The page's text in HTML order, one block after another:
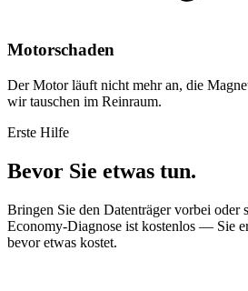
Motorschaden
Der Motor läuft nicht mehr an, die
wir tauschen im Reinraum.
Erste Hilfe
Bevor Sie etwas tun.
Bringen Sie den Datenträger vorbei oder
Economy-Diagnose ist kostenlos — Sie
bevor etwas kostet.